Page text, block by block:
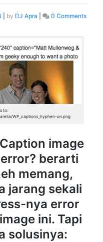
by DJ Apra 0 Comments
to:
WP_captions_hyphen-on.png
image
berarti
memang,
jarang sekali
nya error
ini. Tapi
solusinya: